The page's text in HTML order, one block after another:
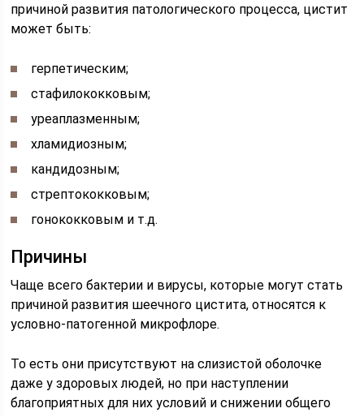
причиной развития патологического процесса, цистит
может быть:
герпетическим;
стафилококковым;
уреаплазменным;
хламидиозным;
кандидозным;
стрептококковым;
гонококковым и т.д.
Причины
Чаще всего бактерии и вирусы, которые могут стать
причиной развития шеечного цистита, относятся к
условно-патогенной микрофлоре.
То есть они присутствуют на слизистой оболочке
даже у здоровых людей, но при наступлении
благоприятных для них условий и снижении общего